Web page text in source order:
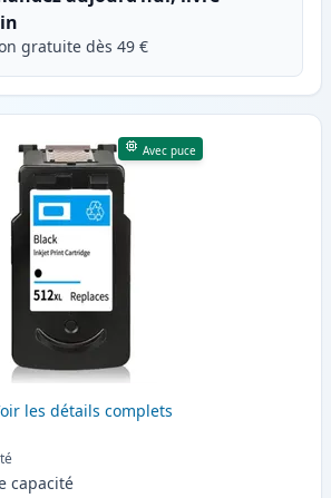
gratuite dès 49 €
Avec puce
les détails complets
capacité